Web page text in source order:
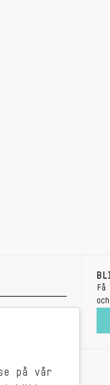
på vår